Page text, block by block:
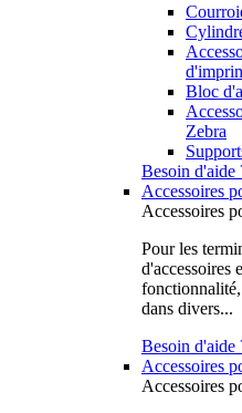
Bloc
Zebra
Besoin d'aide
Accessoires
Accessoires
Pour les
d'accessoires
dans divers...
Besoin d'aide
Accessoires
Accessoires